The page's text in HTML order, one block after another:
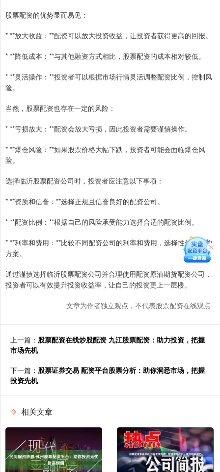
股票配资的优势显而易见：
* **放大收益：**配资可以放大投资收益，让投资者获得更高的回报。
* **降低成本：**与其他融资方式相比，股票配资的成本相对较低。
* **灵活操作：**投资者可以根据市场行情灵活调整配资比例，控制风
险。
当然，股票配资也存在一定的风险：
* **亏损放大：**配资会放大亏损，因此投资者需要谨慎操作。
* **爆仓风险：**如果股票价格大幅下跌，投资者可能会面临爆仓风
险。
选择临沂股票配资公司时，投资者应注意以下事项：
* **资质和信誉：**选择正规且信誉良好的配资公司。
* **配资比例：**根据自己的风险承受能力选择合适的配资比例。
* **利率和费用：**比较不同配资公司的利率和费用，选择性价比高的
方案。
通过谨慎选择临沂股票配资公司并合理使用配资原油期货配资公司，
投资者可以有效提升投资收益率，让自己的投资更上一层楼。
文章为作者独立观点，不代表股票配资在线观点
上一篇： 股票配资在线炒股配资 九江股票配资：助力投资，把握
市场先机
下一篇： 股票证券交易 配资平台股票分析：助你洞悉市场，把握
投资先机
相关文章